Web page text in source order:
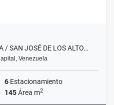
/ SAN JOSÉ DE LOS ALTO…
Venezuela
6 Estacionamiento
145Área m2